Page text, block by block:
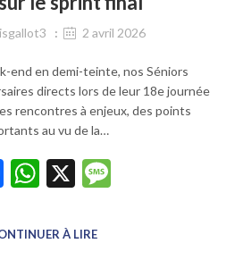
2 avril 2026
end en demi-teinte, nos Séniors
directs lors de leur 18e journée
rencontres à enjeux, des points
au vu de la…
Facebook
WhatsApp
X
À LIRE